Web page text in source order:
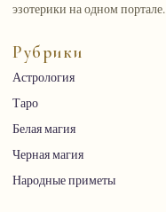
эзотерики на одном портале.
Рубрики
Астрология
Таро
Белая магия
Черная магия
Народные приметы